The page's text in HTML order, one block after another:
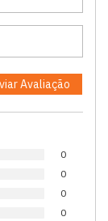
0
0
0
0